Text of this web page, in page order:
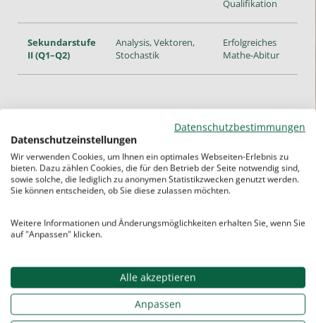
Qualifikation
Sekundarstufe
II (Q1–Q2)
Analysis, Vektoren,
Stochastik
Erfolgreiches
Mathe-Abitur
Datenschutzbestimmungen
Datenschutzeinstellungen
Wir verwenden Cookies, um Ihnen ein optimales Webseiten-Erlebnis zu
bieten. Dazu zählen Cookies, die für den Betrieb der Seite notwendig sind,
sowie solche, die lediglich zu anonymen Statistikzwecken genutzt werden.
Sie können entscheiden, ob Sie diese zulassen möchten.
Weitere Informationen und Änderungsmöglichkeiten erhalten Sie, wenn Sie
auf "Anpassen" klicken.
Alle akzeptieren
Anpassen